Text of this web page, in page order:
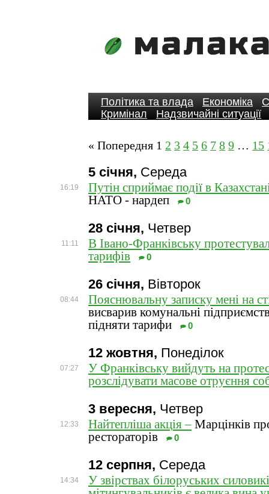
Політика та влада Економіка
Кримінал
Надзвичайні ситуації
« Попередня 1 2 3 4 5 6 7 8 9 … 15
5 січня, Середа
16:19
Путін сприймає події в
НАТО - нардеп
0
28 січня, Четвер
11:11
В Івано-Франківську
тарифів
0
26 січня, Вівторок
08:44
Пояснювальну записку мені на
висварив комунальні
підняти тарифи
0
12 жовтня, Понеділок
07:27
У Франківську вийдуть на
розслідувати масове отруєння
3 вересня, Четвер
12:33 Найтепліша акція – Марцінків
рестораторів
0
12 серпня, Середа
14:34
У звірствах білоруських